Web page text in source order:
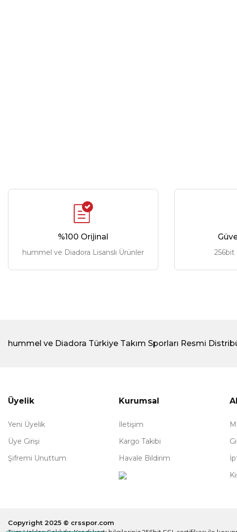
%100 Orijinal
hummel ve Diadora Lisanslı Ürünler 256bit
hummel ve Diadora Türkiye Takım Sporları Resmi
Üyelik
Yeni Üyelik
Üye Girişi
Şifremi Unuttum
Kurumsal
İletişim
Kargo Takibi
Havale Bildirim
Copyright 2025 © crsspor.com